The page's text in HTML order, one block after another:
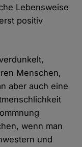
Lebensweise
positiv
Menschen,
aber auch eine
wenn man
und